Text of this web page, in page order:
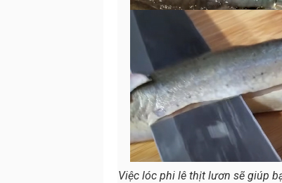
Việc lóc phi lê thịt lươn sẽ giúp